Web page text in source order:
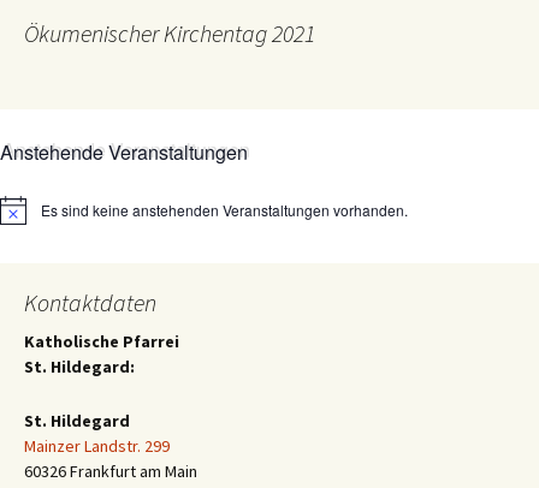
Ökumenischer Kirchentag 2021
Anstehende Veranstaltungen
HinweisEs sind keine anstehenden Veranstaltungen vorhanden.
Kontaktdaten
Katholische Pfarrei
St. Hildegard:
St. Hildegard
Mainzer Landstr. 299
60326 Frankfurt am Main